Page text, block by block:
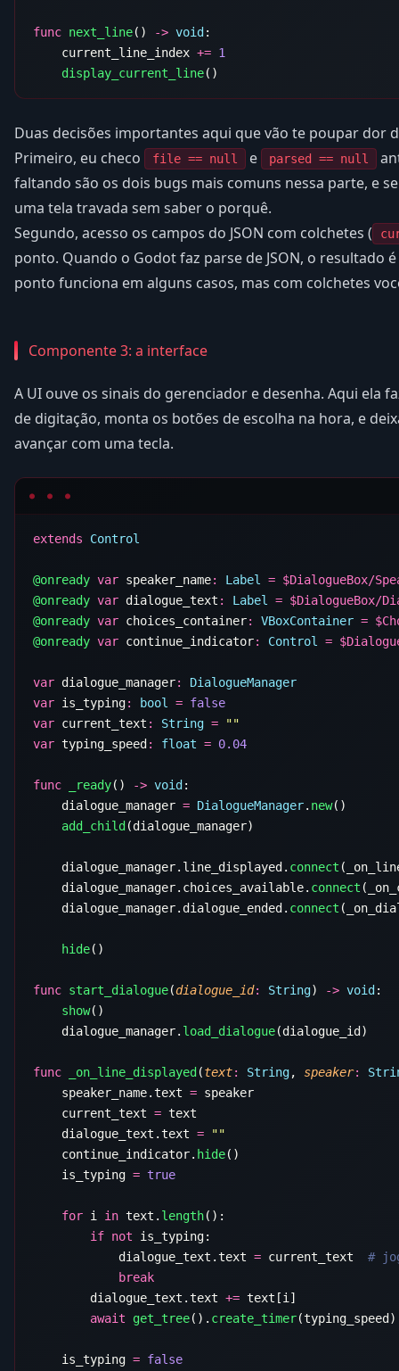
func next_line() -> void
    current_line_index
+=
    display_current_line
Duas decisões importantes aqui que vão te poupar dor
Primeiro, eu checo
file == null e parsed == null
faltando são os dois bugs mais comuns nessa parte, e
uma tela travada sem saber o porquê.
Segundo, acesso os campos do JSON com colchetes (
ponto. Quando o Godot faz parse de JSON, o resultado
ponto funciona em alguns casos, mas com colchetes
Componente 3: a interface
A UI ouve os sinais do gerenciador e desenha. Aqui ela
de digitação, monta os botões de escolha na hora, e
avançar com uma tecla.
extends
@onready var speaker_name: Label = $
@onready var dialogue_text : Label = $
@onready var choices_container: VBoxContainer = $
@onready var continue_indicator: Control = $
var dialogue_manager:
var is_typing: bool =
var current_text : String =
var typing_speed : float =
func _ready() -> void
    dialogue_manager
= DialogueManager. new
    add_child
    dialogue_manager.line_displayed.
connect
    dialogue_manager.choices_available.
connect
    dialogue_manager.dialogue_ended.
connect
    hide
func start_dialogue(dialogue_id: String) -> void
    show
    dialogue_manager.
load_dialogue
func _on_line_displayed (text: String, speaker:
    speaker_name.text
=
    current_text
=
    dialogue_text.text
=
    continue_indicator.
hide
    is_typing
=
    for
i in text. length
        if
not
            dialogue_text.text
= current_text
        dialogue_text.text
+=
        await
get_tree(). create_timer
    is_typing
=